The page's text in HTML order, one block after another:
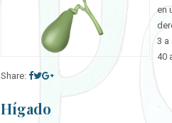
en
3 a
40
Share:
Hígado